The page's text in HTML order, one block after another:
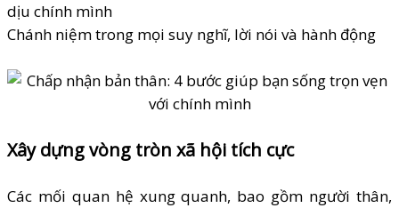
dịu chính mình
Chánh niệm trong mọi suy nghĩ, lời nói và hành động
Xây dựng vòng tròn xã hội tích cực
Các mối quan hệ xung quanh, bao gồm người thân,